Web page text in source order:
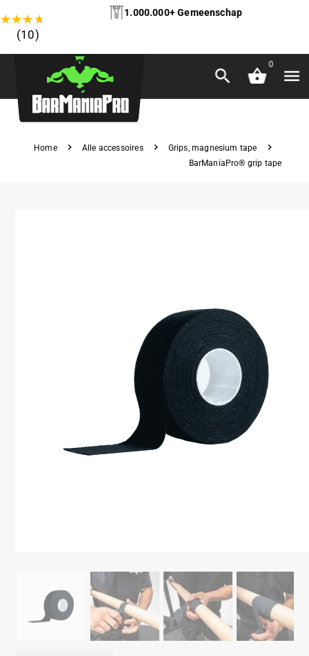
★★★★
(10)
1.000.000+ Gemeenschap
0
Home Alle accessoires
Grips, magnesium tape
BarManiaPro® grip tape